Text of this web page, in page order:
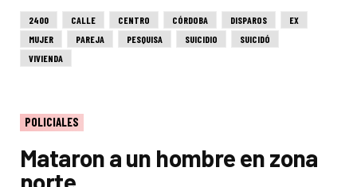
2400 CALLE CENTRO CÓRDOBA DISPAROS
EX
MUJER
PAREJA PESQUISA SUICIDIO
SUICIDÓ
VIVIENDA